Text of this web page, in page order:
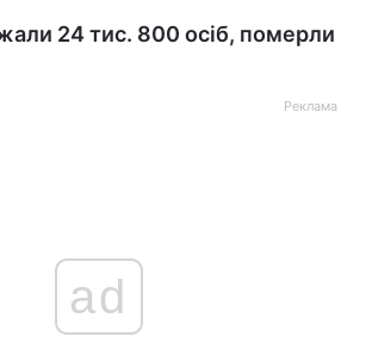
24 тис. 800 осіб, померли
Реклама
ad